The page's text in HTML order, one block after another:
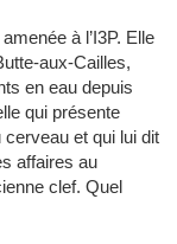
à l’I3P. Elle
aux-Cailles,
en eau depuis
qui présente
cerveau et qui lui dit
affaires au
clef. Quel